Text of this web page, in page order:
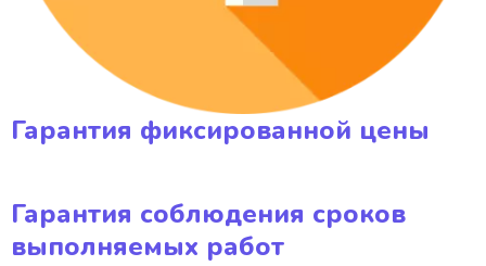
Гарантия фиксированной цены
Гарантия соблюдения сроков
выполняемых работ